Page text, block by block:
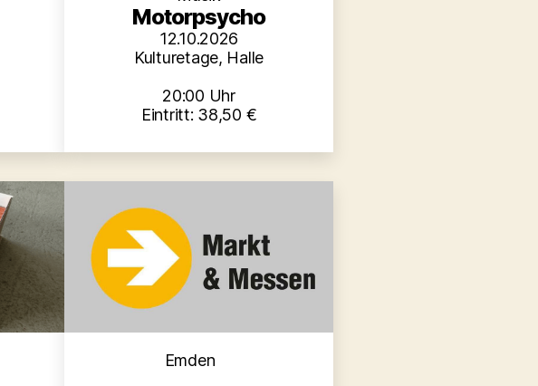
Motorpsycho
12.10.2026
Kulturetage, Halle
20:00 Uhr
Eintritt: 38,50 €
Kategorien
Emden